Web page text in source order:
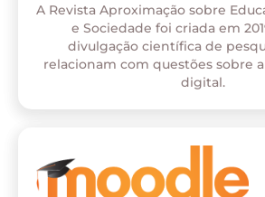
A Revista Aproximação sobre
e Sociedade foi criada em
divulgação científica de
relacionam com questões sobre
digital.